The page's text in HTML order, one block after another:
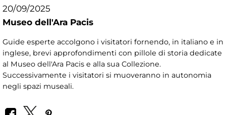
20/09/2025
Museo dell'Ara Pacis
Guide esperte accolgono i visitatori fornendo, in italiano e in
inglese, brevi approfondimenti con pillole di storia dedicate
al Museo dell'Ara Pacis e alla sua Collezione.
Successivamente i visitatori si muoveranno in autonomia
negli spazi museali.